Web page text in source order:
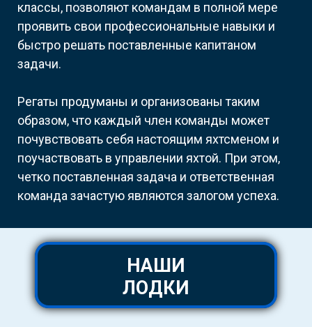
классы, позволяют командам в полной мере
проявить свои профессиональные навыки и
быстро решать поставленные капитаном
задачи.
Регаты продуманы и организованы таким
образом, что каждый член команды может
почувствовать себя настоящим яхтсменом и
поучаствовать в управлении яхтой. При этом,
четко поставленная задача и ответственная
команда зачастую являются залогом успеха.
НАШИ
ЛОДКИ